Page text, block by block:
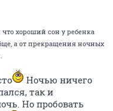
хороший сон у ребенка
а от прекращения ночных
Ночью ничего
так и
Но пробовать